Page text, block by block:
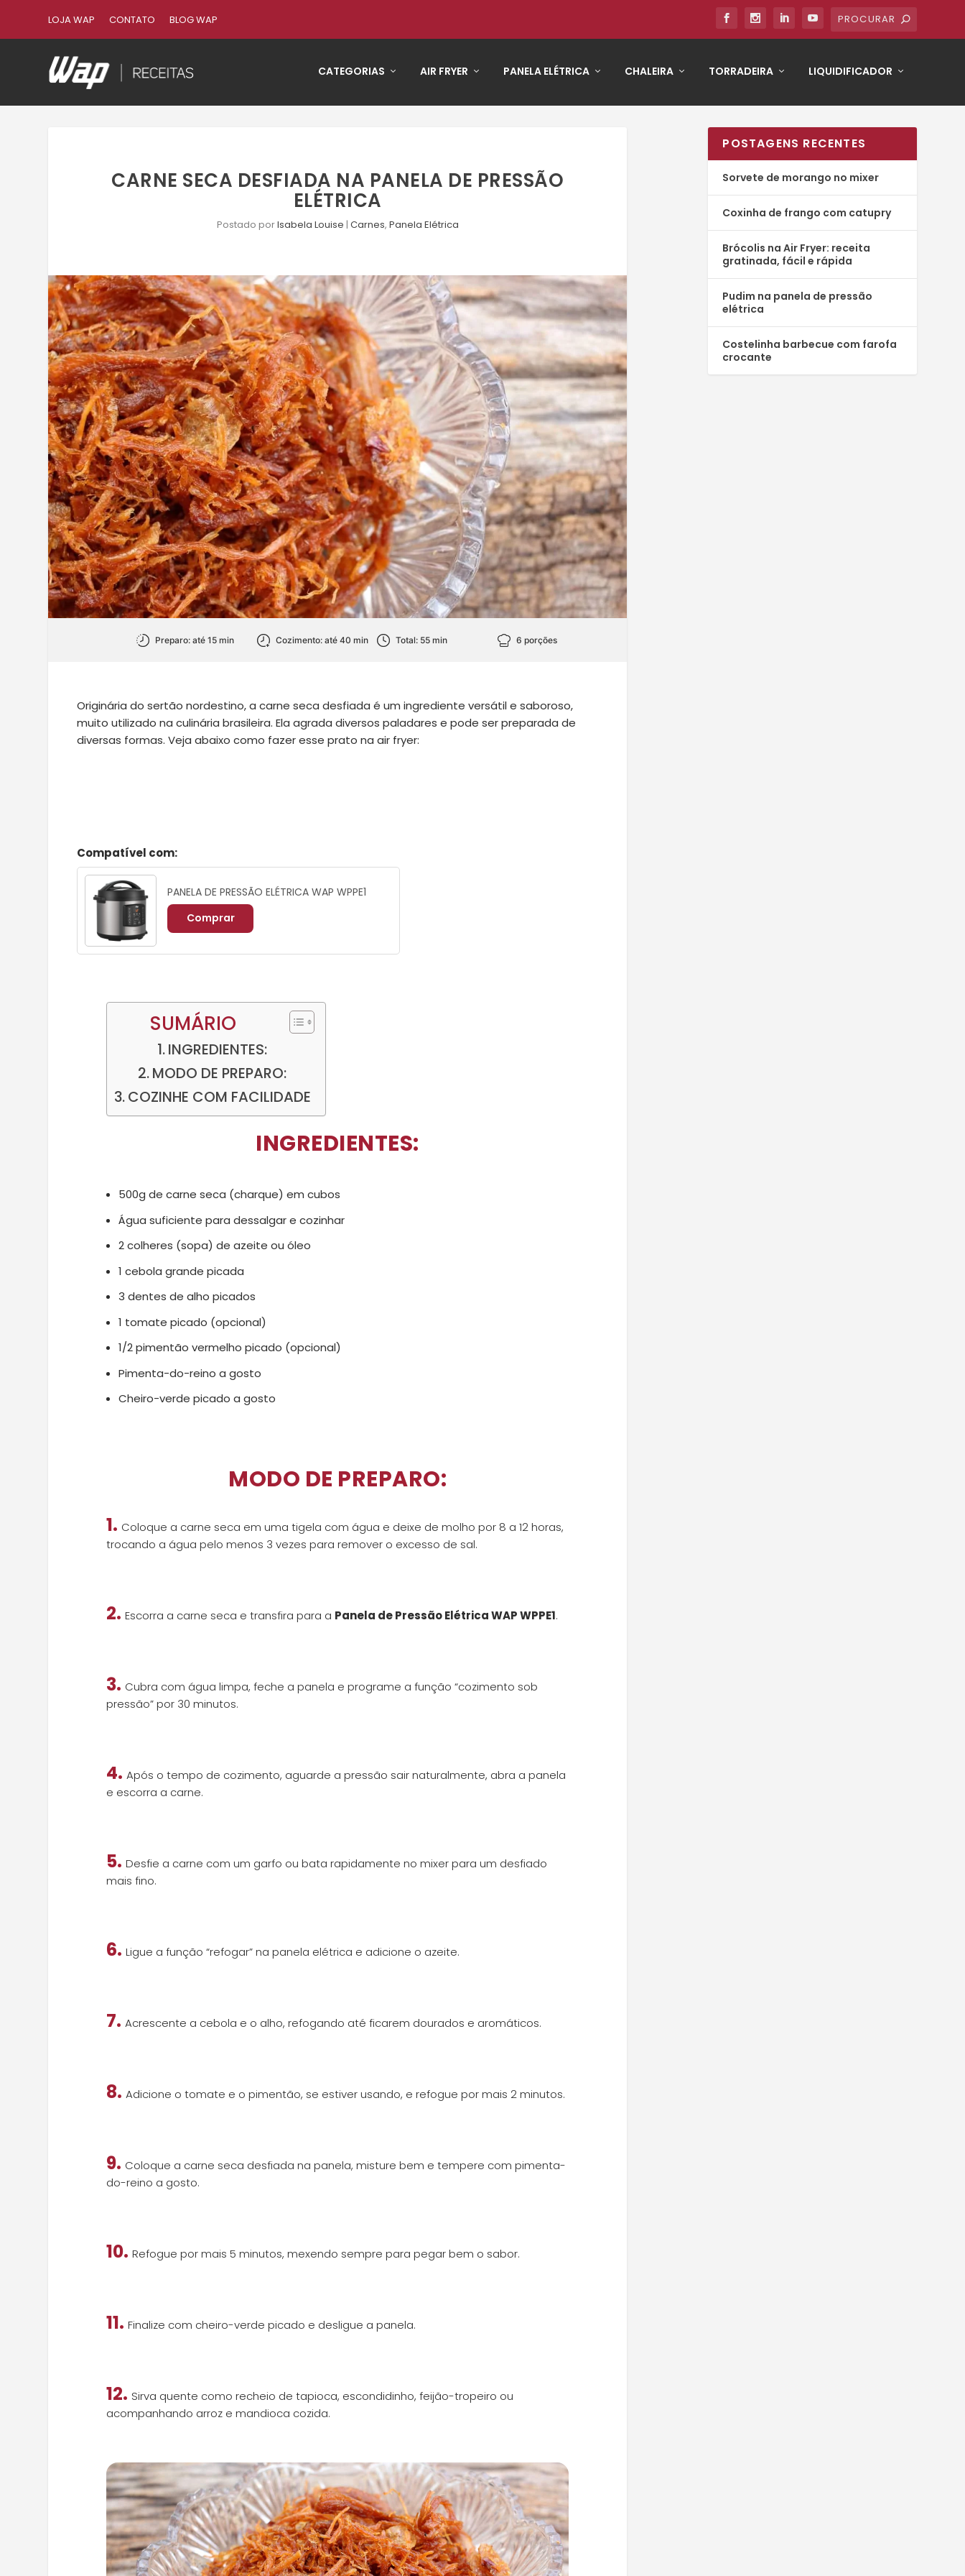
LOJA WAP CONTATO BLOG WAP
CATEGORIAS AIR FRYER PANELA ELÉTRICA CHALEIRA TORRADEIRA LIQUIDIFICADOR
CARNE SECA DESFIADA NA PANELA DE PRESSÃO
ELÉTRICA
Postado porIsabela Louise | Carnes, Panela Elétrica
Preparo: até 15 min Cozimento: até 40 min Total: 55 min 6 porções
Originária do sertão nordestino, a carne seca desfiada é um ingrediente versátil e saboroso,
muito utilizado na culinária brasileira. Ela agrada diversos paladares e pode ser preparada de
diversas formas. Veja abaixo como fazer esse prato na air fryer:
Compatível com:
PANELA DE PRESSÃO ELÉTRICA WAP WPPE1
Comprar
SUMÁRIO
INGREDIENTES:
MODO DE PREPARO:
COZINHE COM FACILIDADE
INGREDIENTES:
500g de carne seca (charque) em cubos
Água suficiente para dessalgar e cozinhar
2 colheres (sopa) de azeite ou óleo
1 cebola grande picada
3 dentes de alho picados
1 tomate picado (opcional)
1/2 pimentão vermelho picado (opcional)
Pimenta-do-reino a gosto
Cheiro-verde picado a gosto
MODO DE PREPARO:
1. Coloque a carne seca em uma tigela com água e deixe de molho por 8 a 12 horas,
trocando a água pelo menos 3 vezes para remover o excesso de sal.
2. Escorra a carne seca e transfira para a Panela de Pressão Elétrica WAP WPPE1.
3. Cubra com água limpa, feche a panela e programe a função “cozimento sob
pressão” por 30 minutos.
4. Após o tempo de cozimento, aguarde a pressão sair naturalmente, abra a panela
e escorra a carne.
5. Desfie a carne com um garfo ou bata rapidamente no mixer para um desfiado
mais fino.
6. Ligue a função “refogar” na panela elétrica e adicione o azeite.
7. Acrescente a cebola e o alho, refogando até ficarem dourados e aromáticos.
8. Adicione o tomate e o pimentão, se estiver usando, e refogue por mais 2 minutos.
9. Coloque a carne seca desfiada na panela, misture bem e tempere com pimenta-
do-reino a gosto.
10. Refogue por mais 5 minutos, mexendo sempre para pegar bem o sabor.
11. Finalize com cheiro-verde picado e desligue a panela.
12. Sirva quente como recheio de tapioca, escondidinho, feijão-tropeiro ou
acompanhando arroz e mandioca cozida.
POSTAGENS RECENTES
Sorvete de morango no mixer
Coxinha de frango com catupry
Brócolis na Air Fryer: receita
gratinada, fácil e rápida
Pudim na panela de pressão
elétrica
Costelinha barbecue com farofa
crocante